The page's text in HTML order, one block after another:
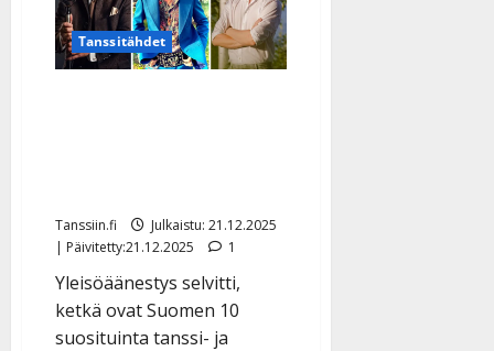
Tanssitähdet
Tanssiin.fi
Julkaistu: 21.12.2025
| Päivitetty:21.12.2025
1
Yleisöäänestys selvitti,
ketkä ovat Suomen 10
suosituinta tanssi- ja